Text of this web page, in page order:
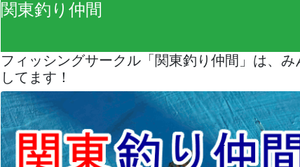
関東釣り仲間
フィッシングサークル「関東釣り仲間」は、
してます！